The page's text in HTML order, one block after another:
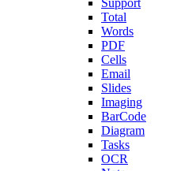
Support
Total
Words
PDF
Cells
Email
Slides
Imaging
BarCode
Diagram
Tasks
OCR